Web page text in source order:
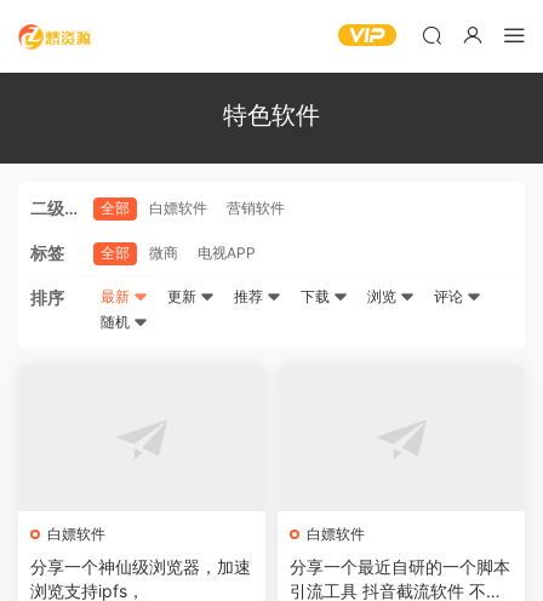
特色软件
二级分
全部 白嫖软件 营销软件
标签 全部 微商 电视APP
排序 最新 更新 推荐 下载 浏览
评论
随机
白嫖软件
分享一个神仙级浏览器，加速
浏览支持ipfs，
白嫖软件
分享一个最近自研的一个脚本
引流工具 抖音截流软件 不封